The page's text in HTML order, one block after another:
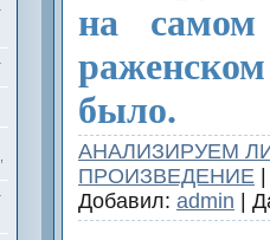
на
было.
АНАЛИЗИРУЕМ
ПРОИЗВЕДЕНИЕ
Добавил: admin |